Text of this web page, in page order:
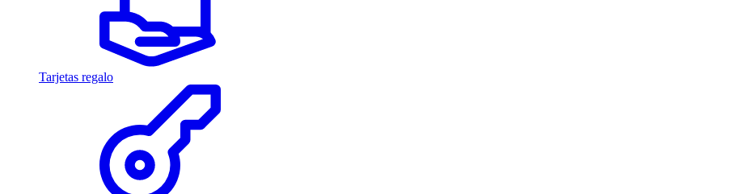
Tarjetas regalo